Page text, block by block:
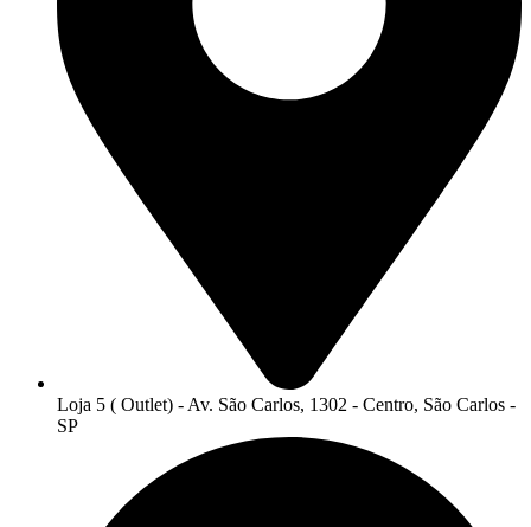
Loja 5 ( Outlet) - Av. São Carlos, 1302 - Centro, São Carlos -
SP